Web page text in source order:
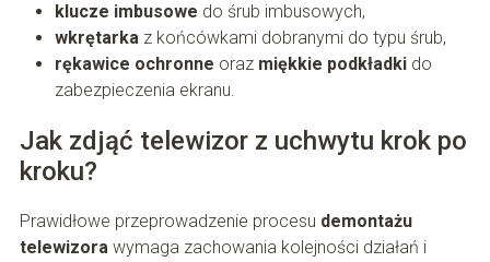
klucze imbusowe do śrub imbusowych,
wkrętarkaz końcówkami dobranymi do typu śrub,
rękawice ochronne oraz miękkie podkładkido
zabezpieczenia ekranu.
Jak zdjąć telewizor z uchwytu krok po
kroku?
Prawidłowe przeprowadzenie procesu demontażu
telewizorawymaga zachowania kolejności działań i